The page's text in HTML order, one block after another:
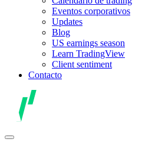
Eventos corporativos
Updates
Blog
US earnings season
Learn TradingView
Client sentiment
Contacto